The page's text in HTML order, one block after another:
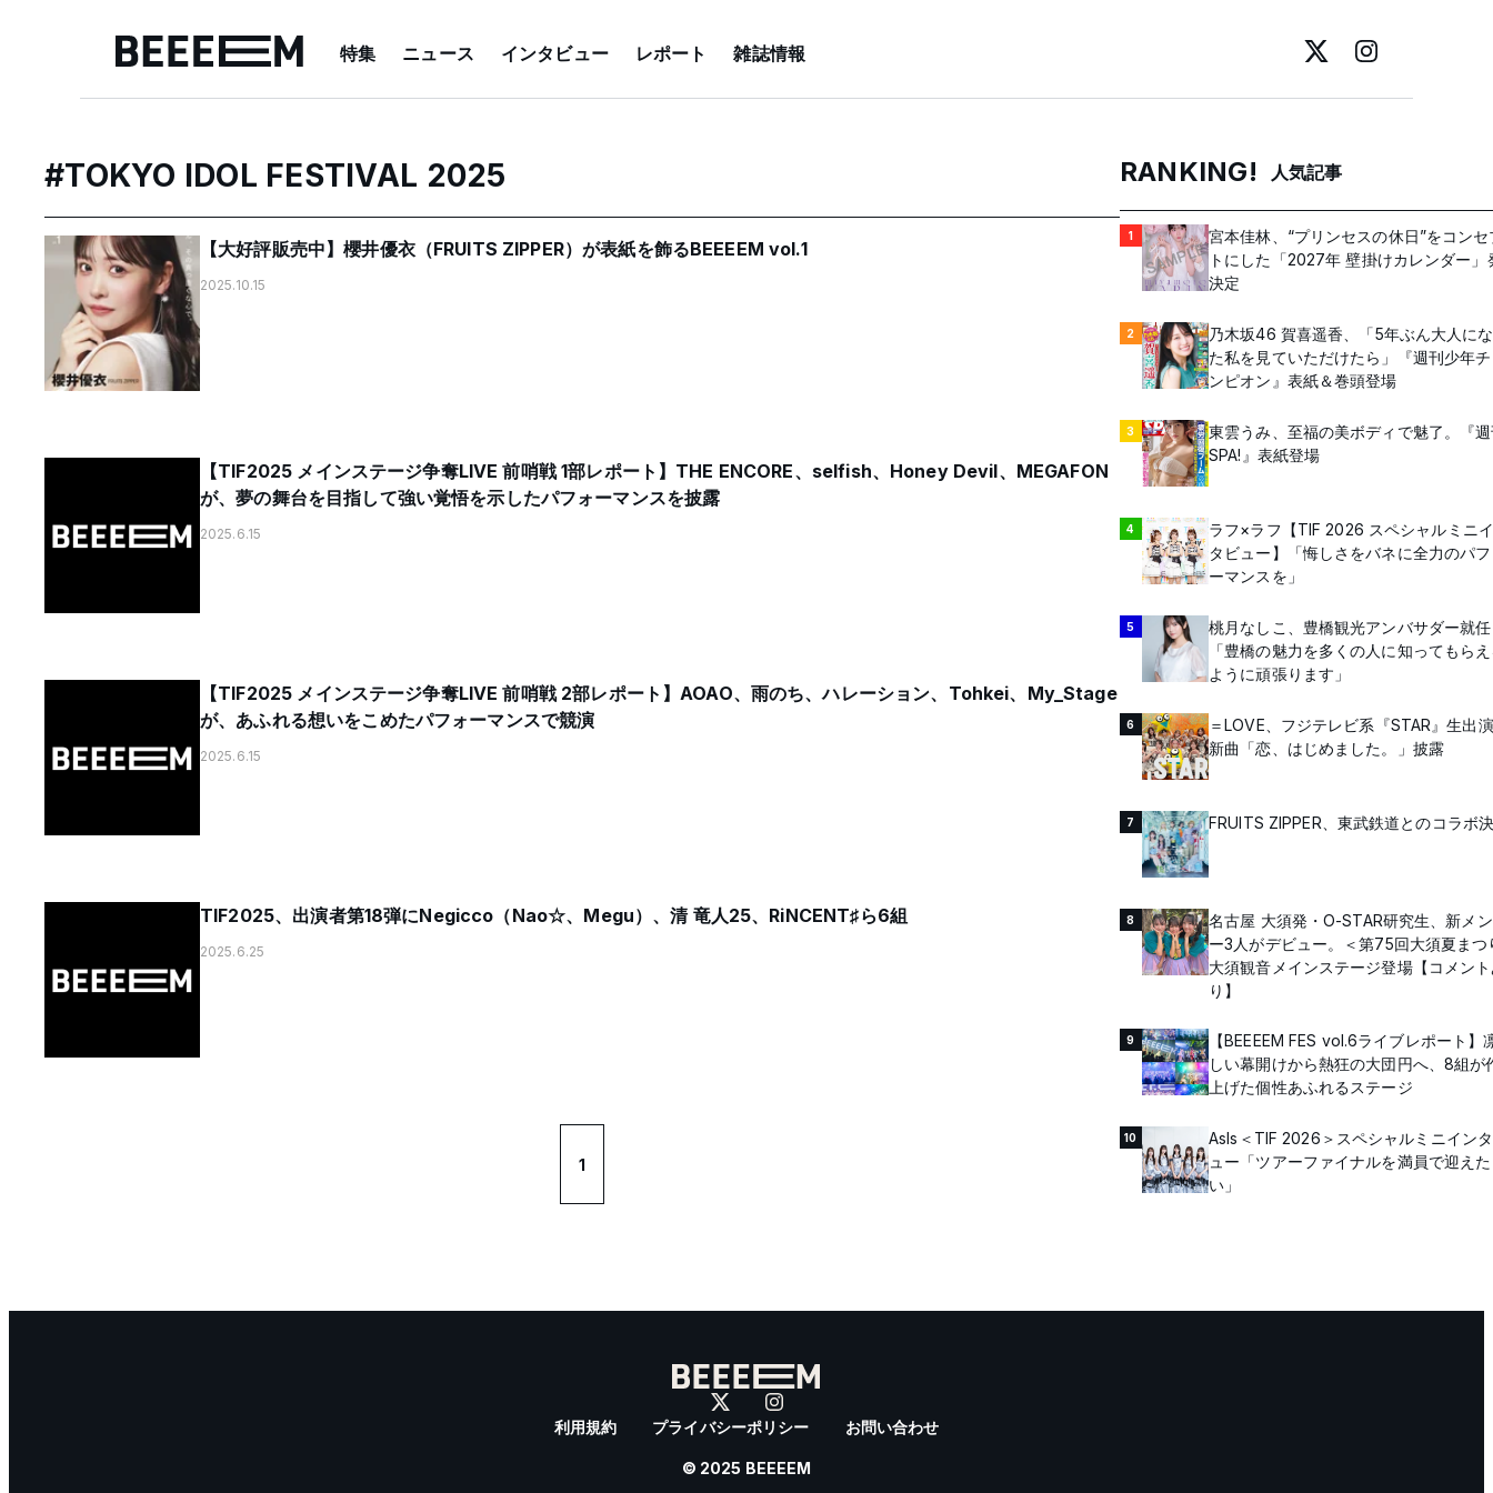
特集 ニュース インタビュー レポート 雑誌情報
#TOKYO IDOL FESTIVAL 2025
【大好評販売中】櫻井優衣（FRUITS ZIPPER）が表紙を飾るBEEEEM vol.1
2025.10.15
【TIF2025 メインステージ争奪LIVE 前哨戦 1部レポート】THE ENCORE、selfish、Honey Devil、MEGAFON
が、夢の舞台を目指して強い覚悟を示したパフォーマンスを披露
2025.6.15
【TIF2025 メインステージ争奪LIVE 前哨戦 2部レポート】AOAO、雨のち、ハレーション、Tohkei、My_Stage
が、あふれる想いをこめたパフォーマンスで競演
2025.6.15
TIF2025、出演者第18弾にNegicco（Nao☆、Megu）、清 竜人25、RiNCENT♯ら6組
2025.6.25
1
RANKING! 人気記事
1
宮本佳林、“プリンセスの休日”をコンセ
トにした「2027年 壁掛けカレンダー」
決定
2
乃木坂46 賀喜遥香、「5年ぶん大人に
た私を見ていただけたら」『週刊少年
ンピオン』表紙＆巻頭登場
3
東雲うみ、至福の美ボディで魅了。『
SPA!』表紙登場
4
ラフ×ラフ【TIF 2026 スペシャルミニ
タビュー】「悔しさをバネに全力のパ
ーマンスを」
5
桃月なしこ、豊橋観光アンバサダー就任
「豊橋の魅力を多くの人に知ってもら
ように頑張ります」
6
＝LOVE、フジテレビ系『STAR』生出
新曲「恋、はじめました。」披露
7 FRUITS ZIPPER、東武鉄道とのコラボ
8
名古屋 大須発・O-STAR研究生、新メ
ー3人がデビュー。＜第75回大須夏まつ
大須観音メインステージ登場【コメン
り】
9
【BEEEEM FES vol.6ライブレポート】
しい幕開けから熱狂の大団円へ、8組が
上げた個性あふれるステージ
10
AsIs＜TIF 2026＞スペシャルミニイン
ュー「ツアーファイナルを満員で迎えた
い」
利用規約 プライバシーポリシー お問い合わせ
© 2025 BEEEEM